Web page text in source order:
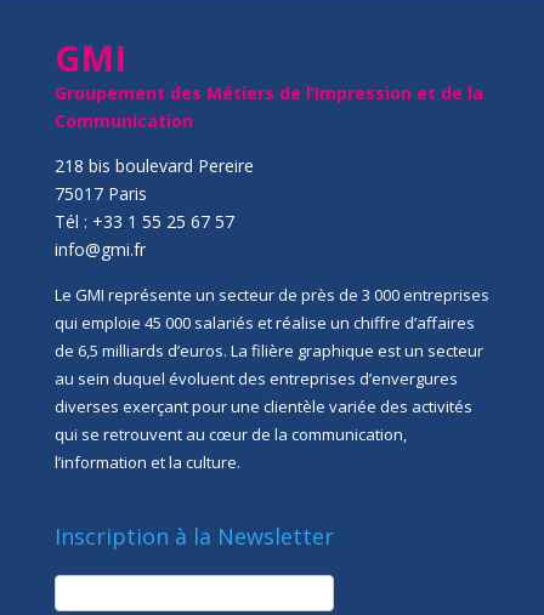
GMI
Groupement des Métiers de l’Impression et de la
Communication
218 bis boulevard Pereire
75017 Paris
Tél : +33 1 55 25 67 57
info@gmi.fr
Le GMI représente un secteur de près de 3 000 entreprises
qui emploie 45 000 salariés et réalise un chiffre d’affaires
de 6,5 milliards d’euros. La filière graphique est un secteur
au sein duquel évoluent des entreprises d’envergures
diverses exerçant pour une clientèle variée des activités
qui se retrouvent au cœur de la communication,
l’information et la culture.
Inscription à la Newsletter
newsletter